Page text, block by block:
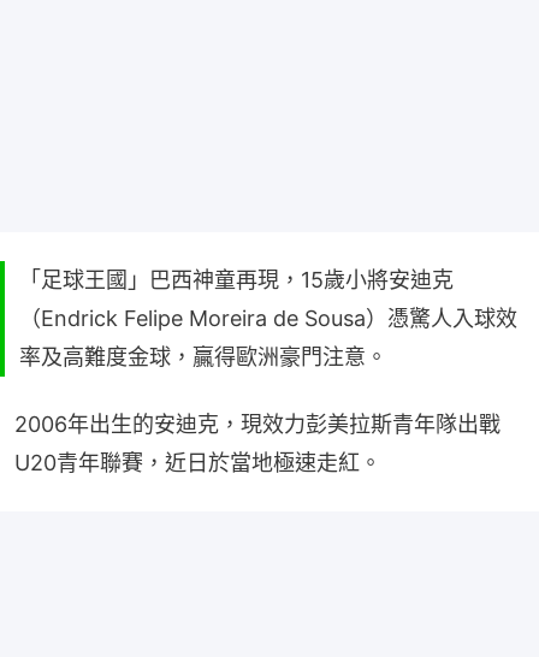
「足球王國」巴西神童再現，15歲小將安迪克
（Endrick Felipe Moreira de Sousa）憑驚人入球效
率及高難度金球，贏得歐洲豪門注意。
2006年出生的安迪克，現效力彭美拉斯青年隊出戰
U20青年聯賽，近日於當地極速走紅。